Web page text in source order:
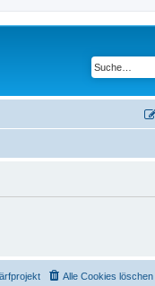
Alle Cookies löschen